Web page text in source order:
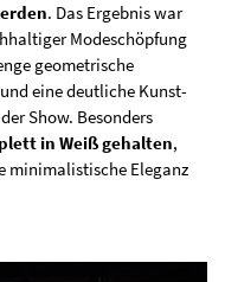
. Das Ergebnis war
Modeschöpfung
geometrische
eine deutliche Kunst-
Show. Besonders
in Weiß gehalten,
minimalistische Eleganz